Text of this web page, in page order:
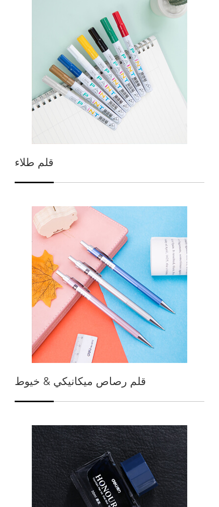
قلم طلاء
قلم رصاص ميكانيكي & خيوط